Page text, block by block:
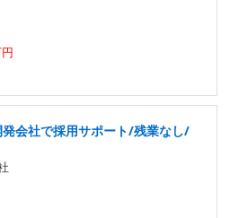
会社で採用サポート/残業なし/